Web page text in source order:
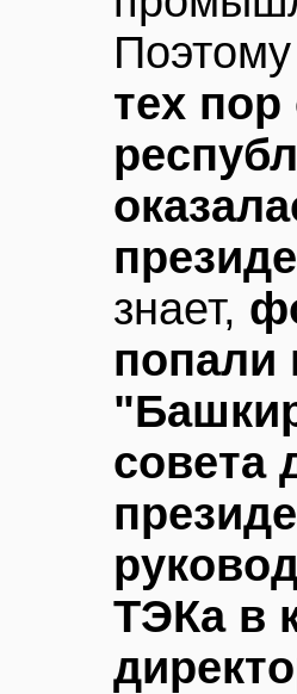
Поэтому
тех
знает,
попали
совета
ТЭКа в